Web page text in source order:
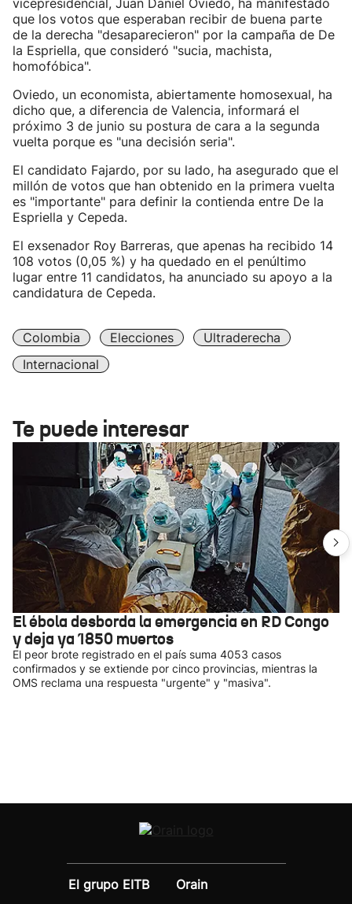
vicepresidencial, Juan Daniel Oviedo, ha manifestado
que los votos que esperaban recibir de buena parte
de la derecha "desaparecieron" por la campaña de De
la Espriella, que consideró "sucia, machista,
homofóbica".
Oviedo, un economista, abiertamente homosexual, ha
dicho que, a diferencia de Valencia, informará el
próximo 3 de junio su postura de cara a la segunda
vuelta porque es "una decisión seria".
El candidato Fajardo, por su lado, ha asegurado que el
millón de votos que han obtenido en la primera vuelta
es "importante" para definir la contienda entre De la
Espriella y Cepeda.
El exsenador Roy Barreras, que apenas ha recibido 14
108 votos (0,05 %) y ha quedado en el penúltimo
lugar entre 11 candidatos, ha anunciado su apoyo a la
candidatura de Cepeda.
Colombia Elecciones
Ultraderecha
Internacional
Te puede interesar
El ébola desborda la emergencia en RD Congo
y deja ya 1850 muertos
El peor brote registrado en el país suma 4053 casos
confirmados y se extiende por cinco provincias, mientras la
OMS reclama una respuesta "urgente" y "masiva".
El grupo EITB
Orain